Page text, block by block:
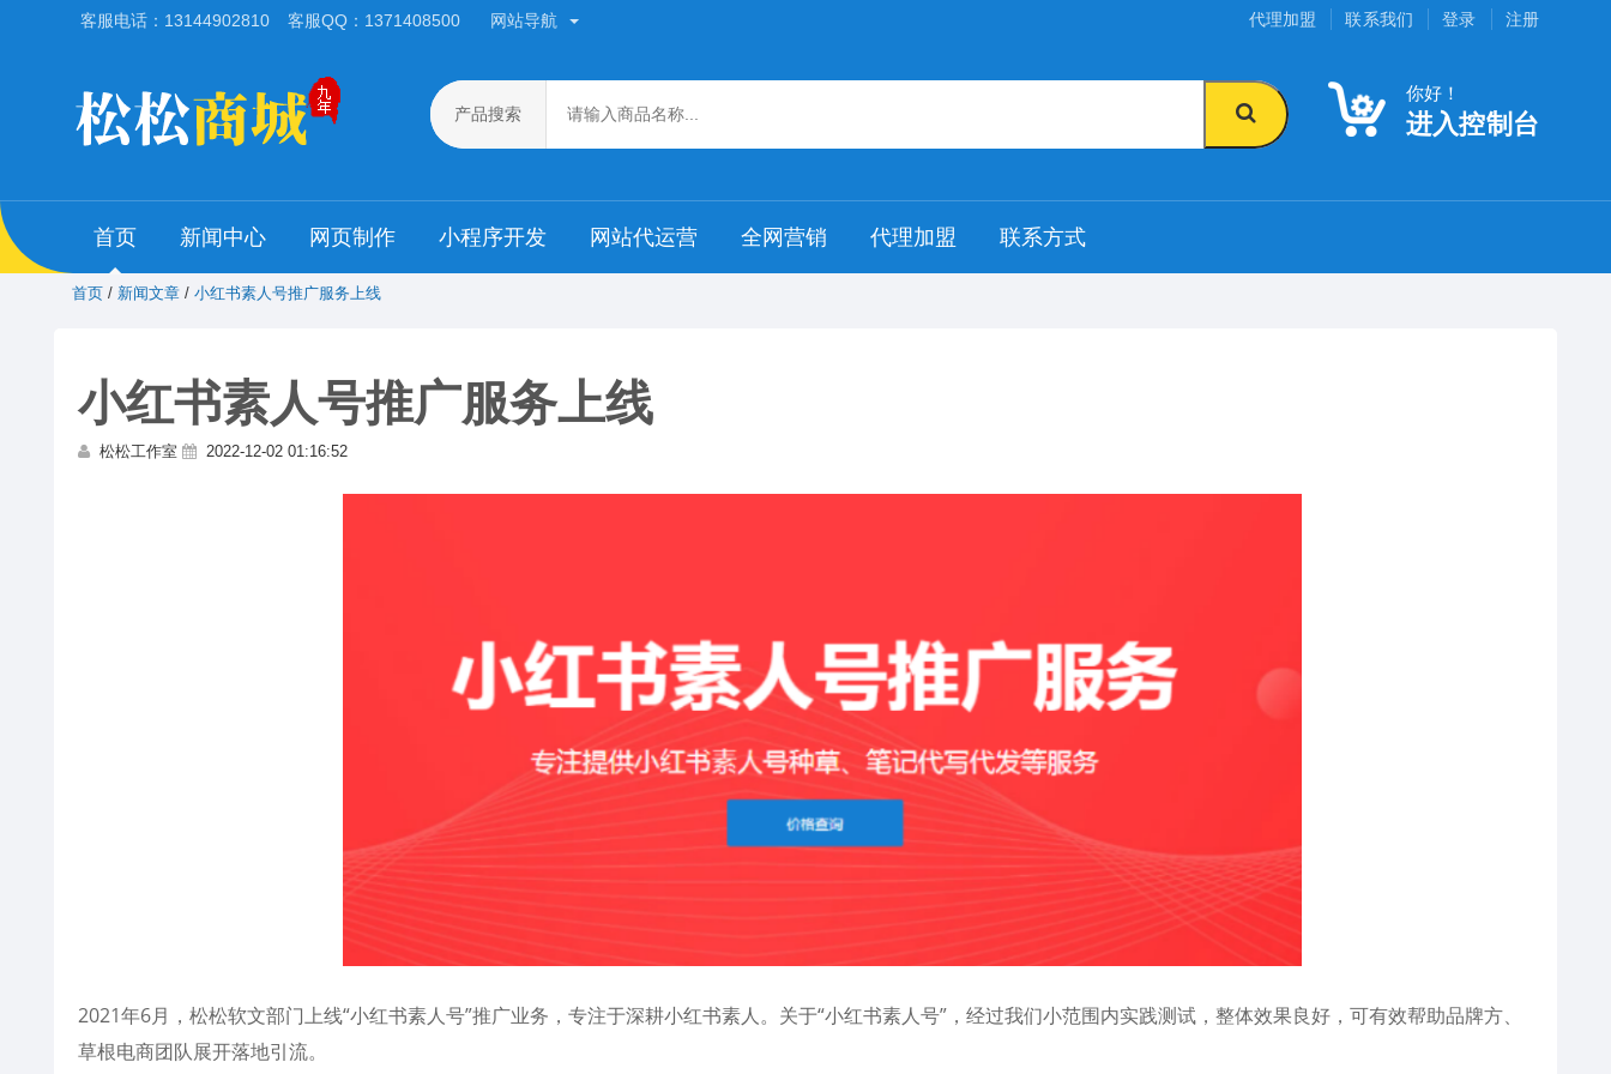
代理加盟 联系我们 登录 注册
客服电话：13144902810 客服QQ：1371408500 网站导航
产品搜索
你好！
进入控制台
首页 新闻中心 网页制作 小程序开发 网站代运营 全网营销 代理加盟 联系方式
首页 / 新闻文章 / 小红书素人号推广服务上线
小红书素人号推广服务上线
松松工作室 2022-12-02 01:16:52
2021年6月，松松软文部门上线“小红书素人号”推广业务，专注于深耕小红书素人。关于“小红书素人号”，经过我们小范围内实践测试，整体效果良好，可有效帮助品牌方、
草根电商团队展开落地引流。